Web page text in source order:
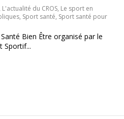
L'actualité du CROS, Le sport en
, Sport santé, Sport santé pour
Bien Être organisé par le
Sportif...